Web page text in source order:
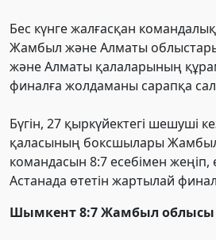
Бес күнге жалғасқан
Жамбыл және Алматы
және Алматы қалаларының
финалға жолдаманы сарапқа
Бүгін, 27 қыркүйектегі шешуші
қаласының боксшылары
командасын 8:7 есебімен жеңіп,
Астанада өтетін жартылай
Шымкент 8:7 Жамбыл облысы